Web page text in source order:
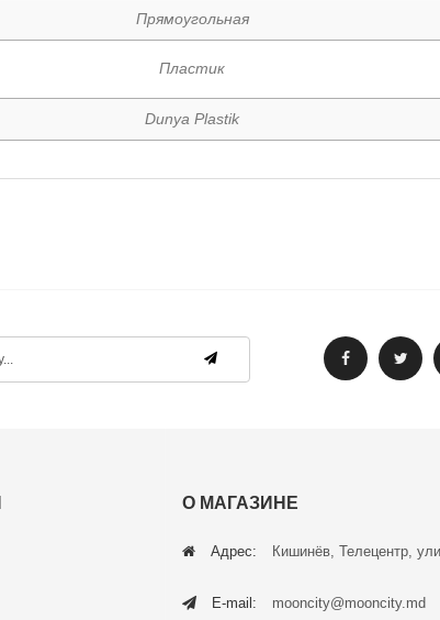
Прямоугольная
Пластик
Dunya Plastik
О МАГАЗИНЕ
Адрес: Кишинёв, Телецентр,
E-mail: mooncity@mooncity.md